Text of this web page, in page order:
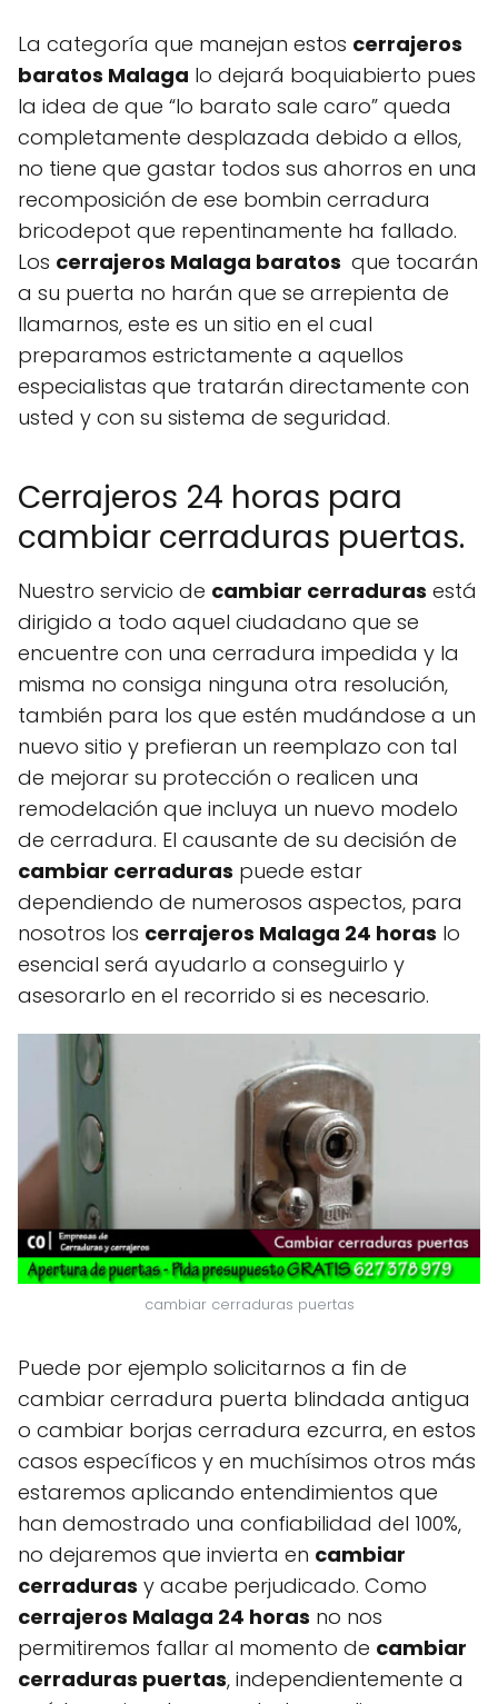
La categoría que manejan estos cerrajeros
baratos Malaga lo dejará boquiabierto pues
la idea de que “lo barato sale caro” queda
completamente desplazada debido a ellos,
no tiene que gastar todos sus ahorros en una
recomposición de ese bombin cerradura
bricodepot que repentinamente ha fallado.
Los cerrajeros Malaga baratos que tocarán
a su puerta no harán que se arrepienta de
llamarnos, este es un sitio en el cual
preparamos estrictamente a aquellos
especialistas que tratarán directamente con
usted y con su sistema de seguridad.
Cerrajeros 24 horas para
cambiar cerraduras puertas.
Nuestro servicio de cambiar cerraduras está
dirigido a todo aquel ciudadano que se
encuentre con una cerradura impedida y la
misma no consiga ninguna otra resolución,
también para los que estén mudándose a un
nuevo sitio y prefieran un reemplazo con tal
de mejorar su protección o realicen una
remodelación que incluya un nuevo modelo
de cerradura. El causante de su decisión de
cambiar cerraduras puede estar
dependiendo de numerosos aspectos, para
nosotros los cerrajeros Malaga 24 horas lo
esencial será ayudarlo a conseguirlo y
asesorarlo en el recorrido si es necesario.
cambiar cerraduras puertas
Puede por ejemplo solicitarnos a fin de
cambiar cerradura puerta blindada antigua
o cambiar borjas cerradura ezcurra, en estos
casos específicos y en muchísimos otros más
estaremos aplicando entendimientos que
han demostrado una confiabilidad del 100%,
no dejaremos que invierta en cambiar
cerraduras y acabe perjudicado. Como
cerrajeros Malaga 24 horas no nos
permitiremos fallar al momento de cambiar
cerraduras puertas, independientemente a